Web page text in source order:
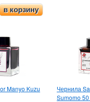
в корзину
Manyo Kuzu
Чернила
Sumomo